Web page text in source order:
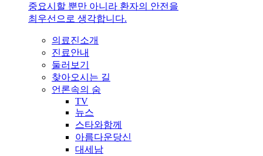
중요시할 뿐만 아니라 환자의 안전을
최우선으로 생각합니다.
의료진소개
진료안내
둘러보기
찾아오시는 길
언론속의 숨
TV
뉴스
스타와함께
아름다운당신
대세남